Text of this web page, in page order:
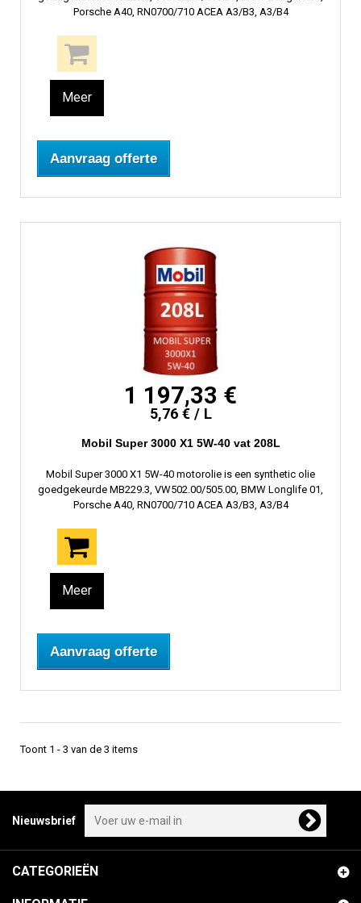
Porsche A40, RN0700/710 ACEA A3/B3, A3/B4
Meer
Aanvraag offerte
1 197,33 €
5,76 € / L
Mobil Super 3000 X1 5W-40 vat 208L
Mobil Super 3000 X1 5W-40 motorolie is een synthetic olie
goedgekeurde MB229.3, VW502.00/505.00, BMW Longlife 01,
Porsche A40, RN0700/710 ACEA A3/B3, A3/B4
Meer
Aanvraag offerte
Toont 1 - 3 van de 3 items
Nieuwsbrief
CATEGORIEËN